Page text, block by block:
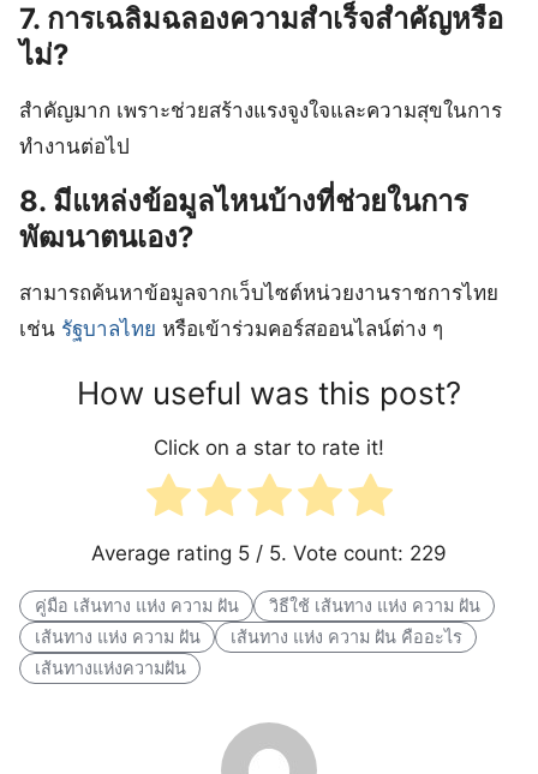
7. การเฉลิมฉลองความสำเร็จสำคัญหรือ
ไม่?
สำคัญมาก เพราะช่วยสร้างแรงจูงใจและความสุขในการ
ทำงานต่อไป
8. มีแหล่งข้อมูลไหนบ้างที่ช่วยในการ
พัฒนาตนเอง?
สามารถค้นหาข้อมูลจากเว็บไซต์หน่วยงานราชการไทย
เช่น รัฐบาลไทย หรือเข้าร่วมคอร์สออนไลน์ต่าง ๆ
How useful was this post?
Click on a star to rate it!
Average rating 5 / 5. Vote count: 229
คู่มือ เส้นทาง แห่ง ความ ฝัน
วิธีใช้ เส้นทาง แห่ง ความ ฝัน
เส้นทาง แห่ง ความ ฝัน
เส้นทาง แห่ง ความ ฝัน คืออะไร
เส้นทางแห่งความฝัน